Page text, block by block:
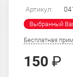
Артикул:
Выбранный
Бесплатная
150 ₽